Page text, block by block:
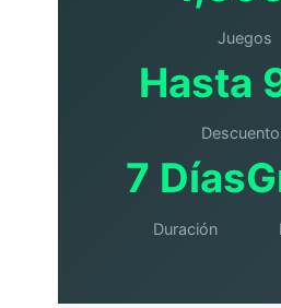
Juegos
Hasta
7 Días
Duración